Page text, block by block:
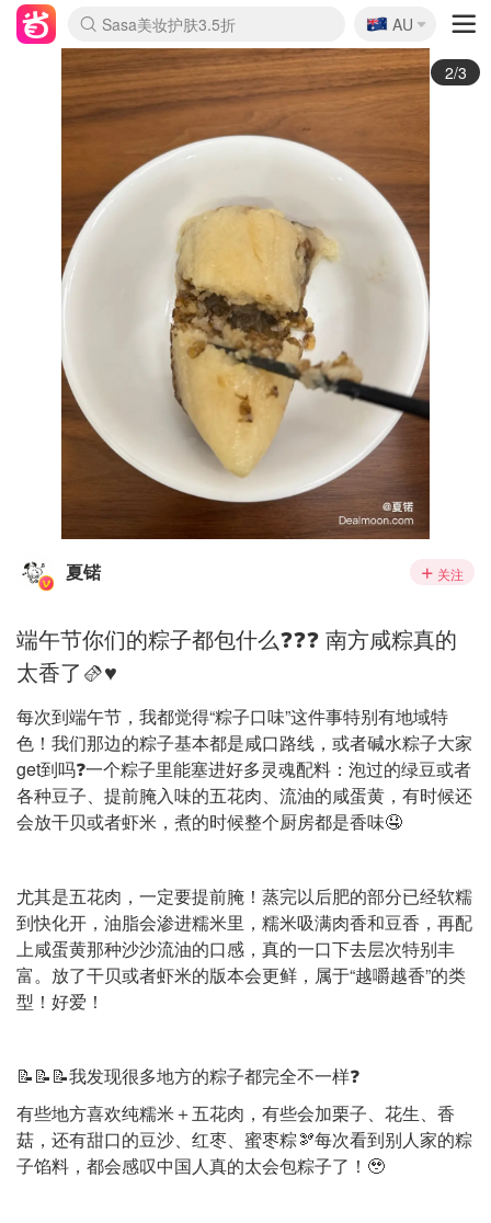
lululemon折扣上新
Sasa美妆护肤3.5折
SSENSE年中2.5折
FreshBeauty好价汇总
Cettire降价+叠9折
WWS Coles超市实拍
viagogo二手票捡漏
Myer超级周末
The Outnet奢牌1折起
David Jones 3折起
Flannels大牌1折
Perfumes Club护肤1折
AMIRO面罩$251
Amazon折扣汇总
eToro入金$200送$50
Amazon数码好物
ICONIC本周7.5折
ThedoubleF高奢地板价
Moose Knuckles 6折
丝芙兰5折起
EUFY摄像头$98
Selenichast首饰2折
Trip机票酒店促销
YSL送5件彩妆礼
Amazon家居好物
Amazon美妆护肤
雅漾大喷$8
过敏原检测盒$33
伊索独家赠50ml沐浴露
科颜氏高保湿面霜$29
SEALIFE海洋馆门票6折
丝塔芙大白罐$16
订阅Newsletter送香薰
Cult Beauty 6.8折
Harrods圣诞日历$525
LN-CC奢牌私促3折
d'Alba空姐喷雾$16
EVE LOM套装£56
Bernardelli独家4折
Adore Beauty 6折起
CT圣诞日历
Mytheresa奢品2.7折
Luxury Escapes 9折
Currentbody美容仪$881
MOON Garden Live
Roborock扫地机$649
Tingo Life水杯$24
Valentino官网5折
CR洗护套装$23
修丽可4件套$159
Myer彩妆2件7折
GANNI官网4.5折
Stylevana韩妆4折
Tessabit高奢8.5折
OGX洗发水$11
Amazon阿德莱德次日达
卡诗8.5折+赠礼
Philips Hue灯具8折
🇦🇺
AU
3/3
夏锘 关注
端午节你们的粽子都包什么❓❓❓ 南方咸粽真的
太香了🫔♥️
每次到端午节，我都觉得“粽子口味”这件事特别有地域特
色！我们那边的粽子基本都是咸口路线，或者碱水粽子大家
get到吗❓一个粽子里能塞进好多灵魂配料：泡过的绿豆或者
各种豆子、提前腌入味的五花肉、流油的咸蛋黄，有时候还
会放干贝或者虾米，煮的时候整个厨房都是香味🤤
尤其是五花肉，一定要提前腌！蒸完以后肥的部分已经软糯
到快化开，油脂会渗进糯米里，糯米吸满肉香和豆香，再配
上咸蛋黄那种沙沙流油的口感，真的一口下去层次特别丰
富。放了干贝或者虾米的版本会更鲜，属于“越嚼越香”的类
型！好爱！
📝📝📝我发现很多地方的粽子都完全不一样❓
有些地方喜欢纯糯米＋五花肉，有些会加栗子、花生、香
菇，还有甜口的豆沙、红枣、蜜枣粽🫘每次看到别人家的粽
子馅料，都会感叹中国人真的太会包粽子了！🥹